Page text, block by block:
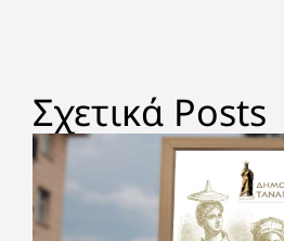
Σχετικά Posts